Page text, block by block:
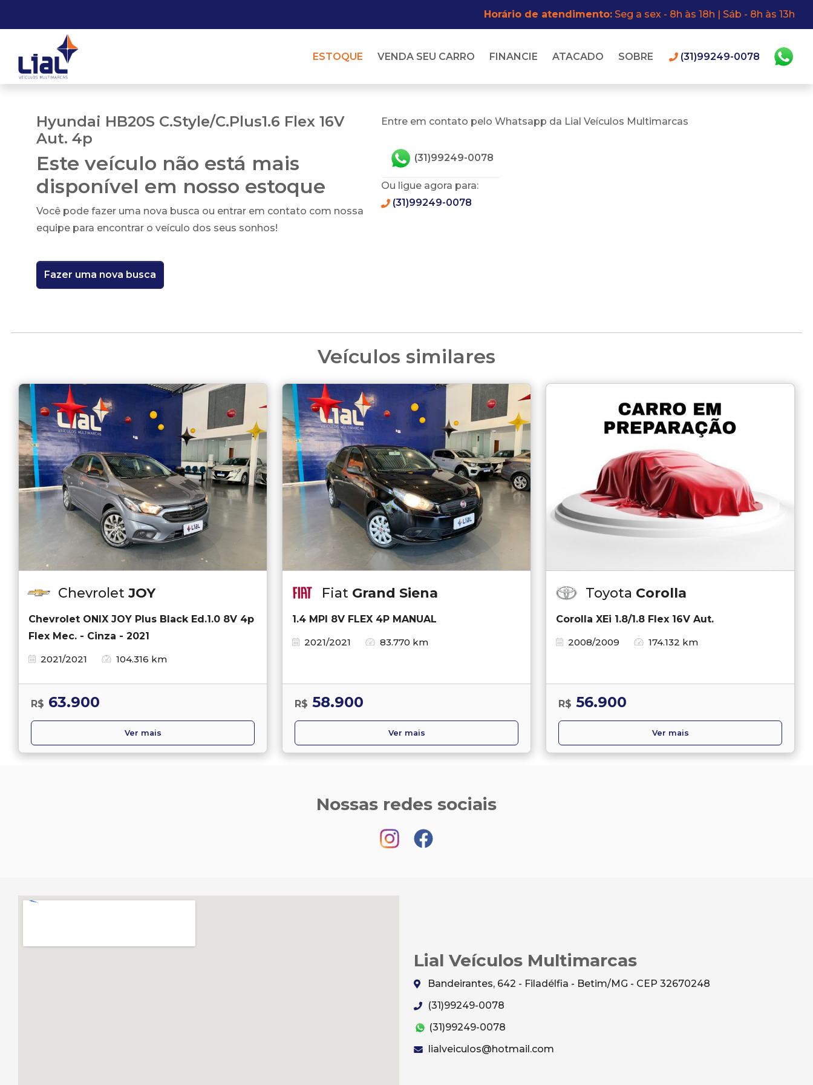
Horário de atendimento: Seg a sex - 8h às 18h | Sáb - 8h às 13h
ESTOQUE VENDA SEU CARRO FINANCIE ATACADO SOBRE (31)99249-0078
Hyundai HB20S C.Style/C.Plus1.6 Flex 16V
Aut. 4p
Este veículo não está mais
disponível em nosso estoque
Você pode fazer uma nova busca ou entrar em contato com nossa
equipe para encontrar o veículo dos seus sonhos!
Fazer uma nova busca
Entre em contato pelo Whatsapp da Lial Veículos Multimarcas
(31)99249-0078
Ou ligue agora para:
(31)99249-0078
Veículos similares
Chevrolet JOY
Chevrolet ONIX JOY Plus Black Ed.1.0 8V 4p
Flex Mec. - Cinza - 2021
2021/2021
104.316 km
R$ 63.900
Ver mais
Fiat Grand Siena
1.4 MPI 8V FLEX 4P MANUAL
2021/2021
83.770 km
R$ 58.900
Ver mais
Toyota Corolla
Corolla XEi 1.8/1.8 Flex 16V Aut.
2008/2009
174.132 km
R$ 56.900
Ver mais
Nossas redes sociais
Lial Veículos Multimarcas
Bandeirantes, 642 - Filadélfia - Betim/MG - CEP 32670248
(31)99249-0078
(31)99249-0078
lialveiculos@hotmail.com